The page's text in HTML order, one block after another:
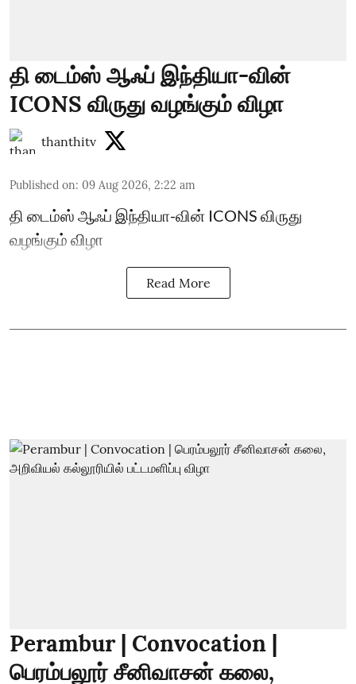
தி டைம்ஸ் ஆஃப் இந்தியா-வின்
ICONS விருது வழங்கும் விழா
thanthitv
Published on: 09 Aug 2026, 2:22 am
தி டைம்ஸ் ஆஃப் இந்தியா-வின் ICONS விருது
வழங்கும் விழா
Read More
Perambur | Convocation |
பெரம்பலூர் சீனிவாசன் கலை,